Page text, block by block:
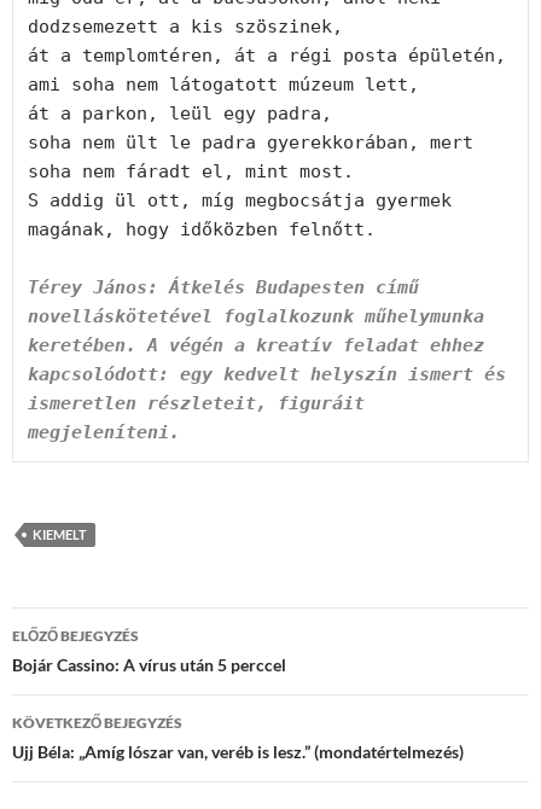
dodzsemezett a kis szöszinek,
át a templomtéren, át a régi posta épületén,
ami soha nem látogatott múzeum lett,
át a parkon, leül egy padra,
soha nem ült le padra gyerekkorában, mert
soha nem fáradt el, mint most.
S addig ül ott, míg megbocsátja gyermek
magának, hogy időközben felnőtt.
Térey János: Átkelés Budapesten című
novelláskötetével foglalkozunk műhelymunka
keretében. A végén a kreatív feladat ehhez
kapcsolódott: egy kedvelt helyszín ismert és
ismeretlen részleteit, figuráit
megjeleníteni.
KIEMELT
Bejegyzések
navigációja
ELŐZŐ BEJEGYZÉS
Bojár Cassino: A vírus után 5 perccel
KÖVETKEZŐ BEJEGYZÉS
Ujj Béla: „Amíg lószar van, veréb is lesz.” (mondatértelmezés)